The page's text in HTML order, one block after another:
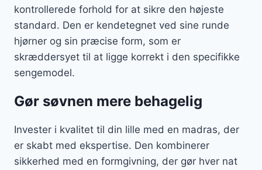
kontrollerede forhold for at sikre den højeste
standard. Den er kendetegnet ved sine runde
hjørner og sin præcise form, som er
skræddersyet til at ligge korrekt i den specifikke
sengemodel.
Gør søvnen mere behagelig
Invester i kvalitet til din lille med en madras, der
er skabt med ekspertise. Den kombinerer
sikkerhed med en formgivning, der gør hver nat